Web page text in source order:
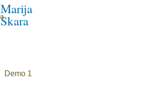
Marija
Skara
Demo 1